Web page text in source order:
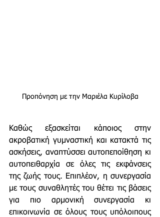
Προπόνηση με την Μαριέλα Κυρίλοβα
Καθώς εξασκείται κάποιος στην
ακροβατική γυμναστική και κατακτά τις
ασκήσεις, αναπτύσσει αυτοπεποίθηση κι
αυτοπειθαρχία σε όλες τις εκφάνσεις
της ζωής τους. Επιπλέον, η συνεργασία
με τους συναθλητές του θέτει τις βάσεις
για πιο αρμονική συνεργασία κι
επικοινωνία σε όλους τους υπόλοιπους